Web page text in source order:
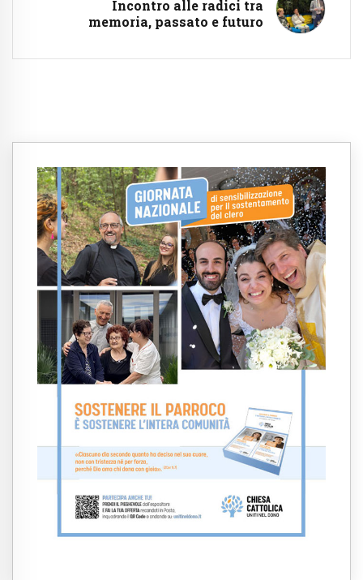
Incontro alle radici tra
memoria, passato e futuro